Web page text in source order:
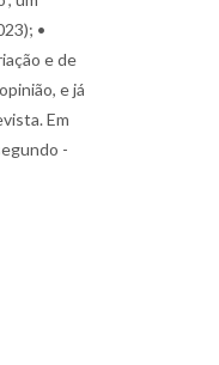
•
e de
e já
Em
-